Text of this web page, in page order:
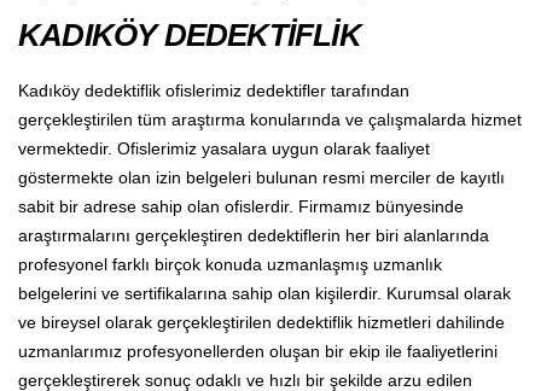
KADIKÖY DEDEKTİFLİK
Kadıköy dedektiflik ofislerimiz dedektifler tarafından
gerçekleştirilen tüm araştırma konularında ve çalışmalarda hizmet
vermektedir. Ofislerimiz yasalara uygun olarak faaliyet
göstermekte olan izin belgeleri bulunan resmi merciler de kayıtlı
sabit bir adrese sahip olan ofislerdir. Firmamız bünyesinde
araştırmalarını gerçekleştiren dedektiflerin her biri alanlarında
profesyonel farklı birçok konuda uzmanlaşmış uzmanlık
belgelerini ve sertifikalarına sahip olan kişilerdir. Kurumsal olarak
ve bireysel olarak gerçekleştirilen dedektiflik hizmetleri dahilinde
uzmanlarımız profesyonellerden oluşan bir ekip ile faaliyetlerini
gerçekleştirerek sonuç odaklı ve hızlı bir şekilde arzu edilen